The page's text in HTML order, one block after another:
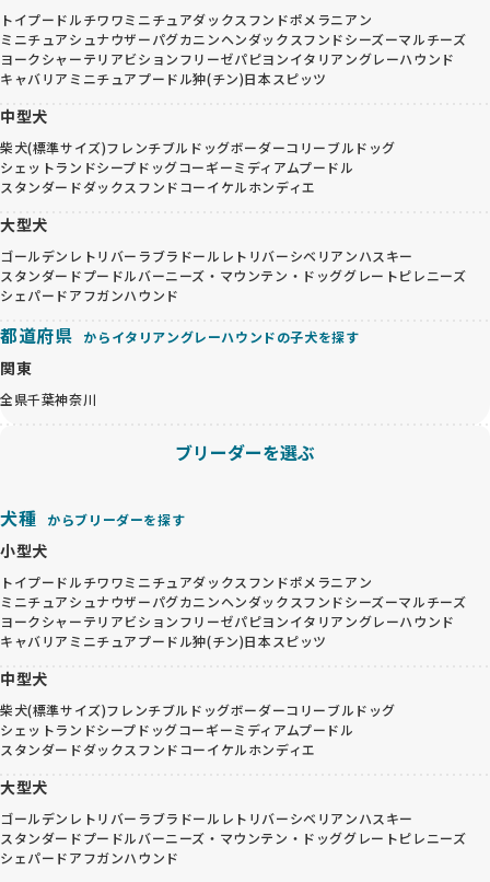
トイプードルチワワミニチュアダックスフンドポメラニアン
ミニチュアシュナウザーパグカニンヘンダックスフンドシーズーマルチーズ
ヨークシャーテリアビションフリーゼパピヨンイタリアングレーハウンド
キャバリア ミニチュアプードル狆(チン)日本スピッツ
中型犬
柴犬(標準サイズ)フレンチブルドッグボーダーコリーブルドッグ
シェットランドシープドッグコーギーミディアムプードル
スタンダードダックスフンドコーイケルホンディエ
大型犬
ゴールデンレトリバー ラブラドールレトリバーシベリアンハスキー
スタンダードプードルバーニーズ・マウンテン・ドッググレートピレニーズ
シェパードアフガンハウンド
都道府県 からイタリアングレーハウンドの子犬を探す
関東
全県千葉神奈川
ブリーダーを選ぶ
犬種 からブリーダーを探す
小型犬
トイプードルチワワミニチュアダックスフンドポメラニアン
ミニチュアシュナウザーパグカニンヘンダックスフンドシーズーマルチーズ
ヨークシャーテリアビションフリーゼパピヨンイタリアングレーハウンド
キャバリア ミニチュアプードル狆(チン)日本スピッツ
中型犬
柴犬(標準サイズ)フレンチブルドッグボーダーコリーブルドッグ
シェットランドシープドッグコーギーミディアムプードル
スタンダードダックスフンドコーイケルホンディエ
大型犬
ゴールデンレトリバー ラブラドールレトリバーシベリアンハスキー
スタンダードプードルバーニーズ・マウンテン・ドッググレートピレニーズ
シェパードアフガンハウンド